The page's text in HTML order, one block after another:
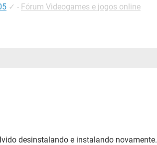
✓ - Fórum Videogames e jogos online
desinstalando e instalando novamente.